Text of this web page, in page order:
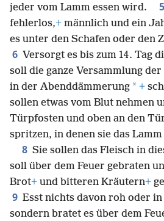
jeder vom Lamm essen wird.
5
fehlerlos,+ männlich und ein
es unter den Schafen oder den
6 Versorgt es bis zum 14. Tag
soll die ganze Versammlung
in der Abenddämmerung * +
sollen etwas vom Blut nehmen
Türpfosten und oben an den
spritzen, in denen sie das Lamm
8 Sie sollen das Fleisch in
soll über dem Feuer gebraten
Brot+ und bitteren Kräutern+
9 Esst nichts davon roh oder in
sondern bratet es über dem